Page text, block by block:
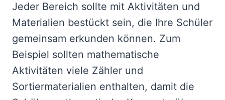
Jeder Bereich sollte mit Aktivitäten und
Materialien bestückt sein, die Ihre Schüler
gemeinsam erkunden können. Zum
Beispiel sollten mathematische
Aktivitäten viele Zähler und
Sortiermaterialien enthalten, damit die